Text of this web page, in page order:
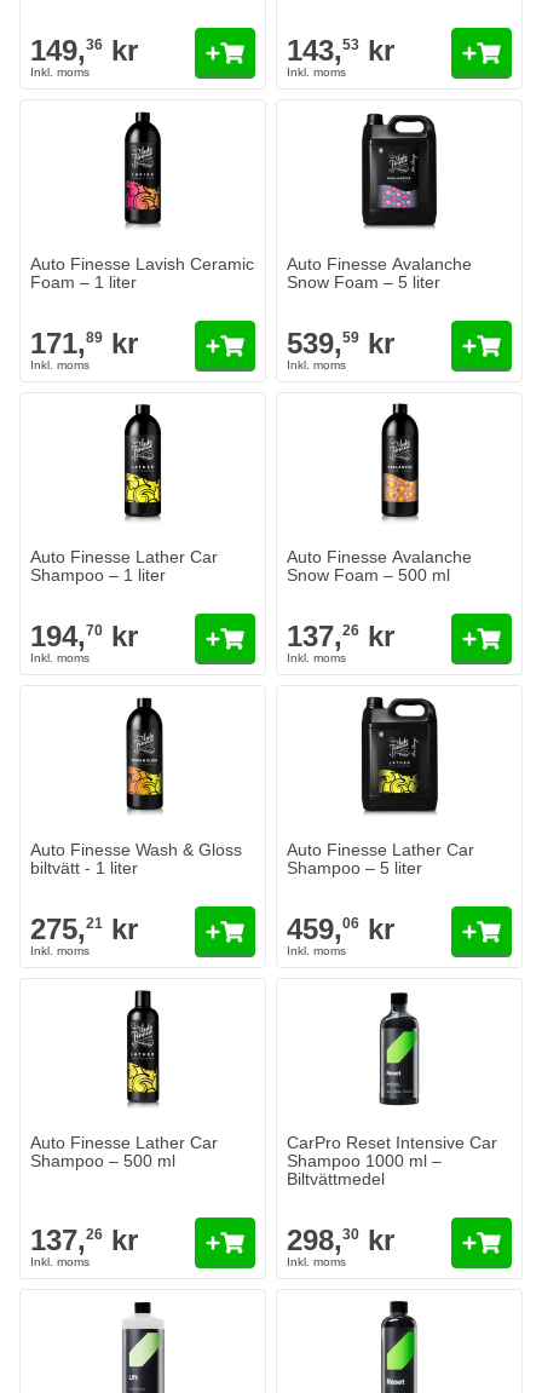
149,36 kr 143,53 kr
Auto Finesse Lavish Ceramic
Foam – 1 liter
171,89 kr
Auto Finesse Avalanche
Snow Foam – 5 liter
539,59 kr
Auto Finesse Lather Car
Shampoo – 1 liter
194,70 kr
Auto Finesse Avalanche
Snow Foam – 500 ml
137,26 kr
Auto Finesse Wash & Gloss
biltvätt - 1 liter
275,21 kr
Auto Finesse Lather Car
Shampoo – 5 liter
459,06 kr
Auto Finesse Lather Car
Shampoo – 500 ml
137,26 kr
CarPro Reset Intensive Car
Shampoo 1000 ml –
Biltvättmedel
298,30 kr